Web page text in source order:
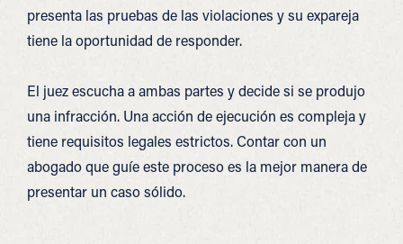
presenta las pruebas de las violaciones y su expareja
tiene la oportunidad de responder.
El juez escucha a ambas partes y decide si se produjo
una infracción. Una acción de ejecución es compleja y
tiene requisitos legales estrictos. Contar con un
abogado que guíe este proceso es la mejor manera de
presentar un caso sólido.